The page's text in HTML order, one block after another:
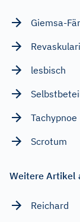
Giemsa-
lesbisch
Tachypnoe
Scrotum
Weitere Artikel
Reichard